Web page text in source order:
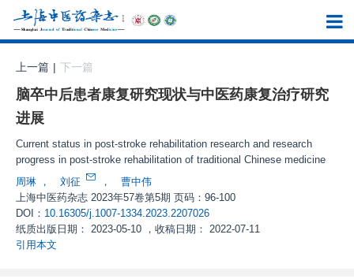
上一篇 | 下一篇
脑卒中后患者康复研究现状与中医药康复治疗研究
进展
Current status in post⁃stroke rehabilitation research and research
progress in post⁃stroke rehabilitation of traditional Chinese medicine
周琳 ， 刘征 ，
曹中伟
上海中医药杂志 2023年57卷第5期 页码：96-100
DOI： 10.16305/j.1007-1334.2023.2207026
纸质出版日期： 2023-05-10 ， 收稿日期： 2022-07-11
引用本文